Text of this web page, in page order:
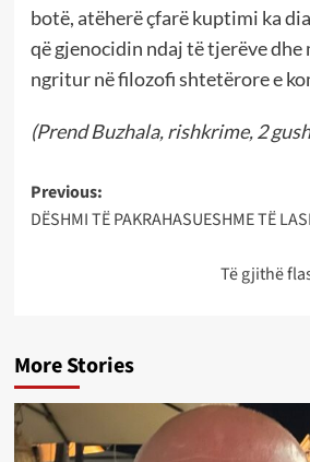
botë, atëherë çfarë kuptimi ka
që gjenocidin ndaj të tjerëve dhe
ngritur në filozofi shtetërore e
(Prend Buzhala, rishkrime, 2
Post
navigation
Previous:
DËSHMI TË PAKRAHASUESHME TË
Të gjithë
More Stories